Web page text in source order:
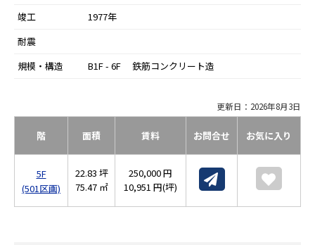
竣工
1977年
耐震
規模・構造
B1F - 6F 鉄筋コンクリート造
更新日：2026年8月3日
階 面積 賃料 お問合せ お気に入り
5F
(501区画)
22.83 坪
75.47 ㎡
250,000 円
10,951 円(坪)